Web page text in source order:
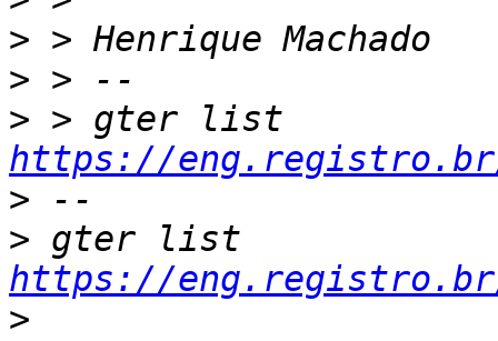
>
>
>
https://
>
>
https://
>